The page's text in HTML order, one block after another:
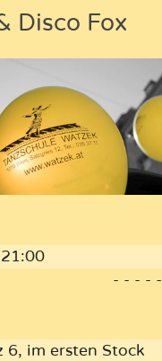
Disco Fox
- - - - -
6, im ersten Stock